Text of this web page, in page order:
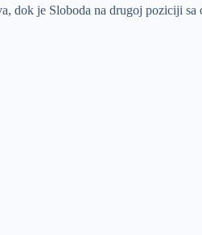
dok je Sloboda na drugoj poziciji sa